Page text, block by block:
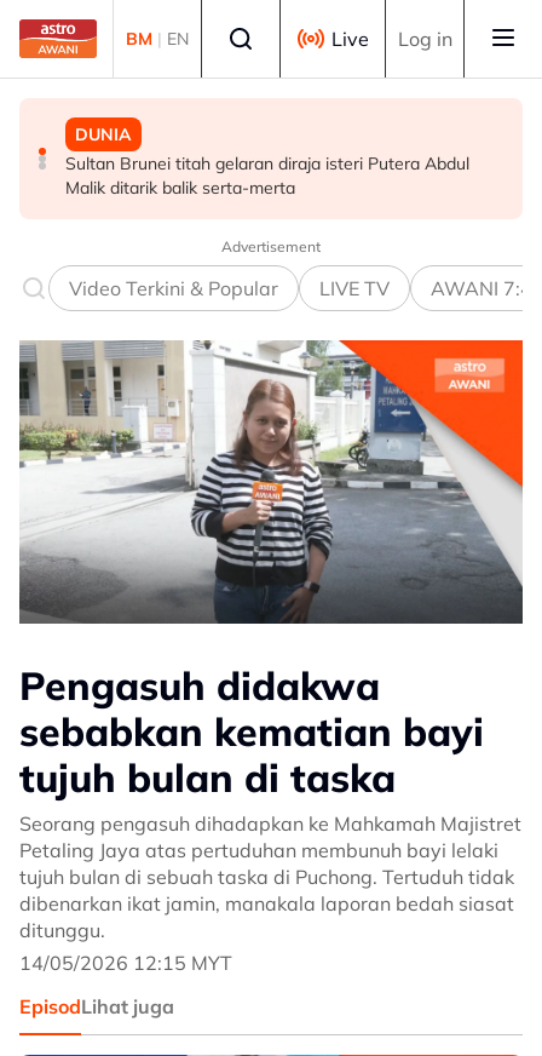
Skip to main content
BM | EN Live Log in
DUNIA
Sultan Brunei titah gelaran diraja isteri Putera Abdul
Malik ditarik balik serta-merta
MALAYSIA
Terengganu adakan sesi libat urus bincang isu
kerosakan terumbu karang di Pulau Redang
POLITIK
Tiada keperluan PRU16 awal, parti komponen kekal
sokong PM - Fahmi
Advertisement
Video Terkini & Popular LIVE TV AWANI
Pengasuh didakwa
sebabkan kematian bayi
tujuh bulan di taska
Seorang pengasuh dihadapkan ke Mahkamah Majistret
Petaling Jaya atas pertuduhan membunuh bayi lelaki
tujuh bulan di sebuah taska di Puchong. Tertuduh tidak
dibenarkan ikat jamin, manakala laporan bedah siasat
ditunggu.
14/05/2026 12:15 MYT
EpisodLihat juga